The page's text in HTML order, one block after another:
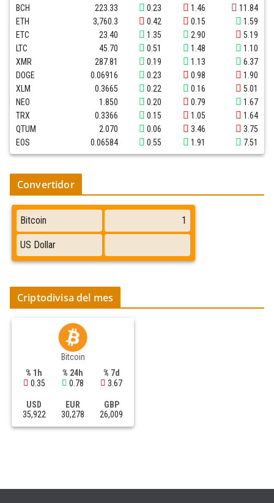
BCH
223.33 0.23 1.46
11.84
ETH
3,760.3 0.42 0.15
1.59
ETC
23.40 1.35 2.90
5.19
LTC
45.70 0.51 1.48
1.10
XMR
287.81 0.19 1.13
6.37
DOGE
0.06916 0.23 0.98
1.90
XLM
0.3665 0.22 0.16
5.01
NEO
1.850 0.20 0.79
1.67
TRX
0.3366 0.15 1.05
1.64
QTUM
2.070 0.06 3.46
3.75
EOS
0.06584 0.55 1.91 7.51
Convertidor
Criptodivisa del mes
Bitcoin
% 1h
0.35
% 24h
0.78
% 7d
3.67
USD
35,922
EUR
30,278
GBP
26,009